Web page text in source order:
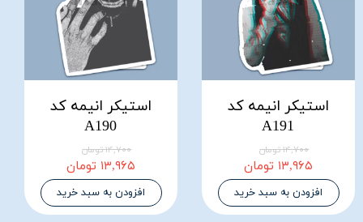
استیکر انیمه کد
A191
۱۴,۷۰۰ تومان
۱۳,۹۶۵ تومان
افزودن به سبد خرید
استیکر انیمه کد
A190
۱۴,۷۰۰ تومان
۱۳,۹۶۵ تومان
افزودن به سبد خرید